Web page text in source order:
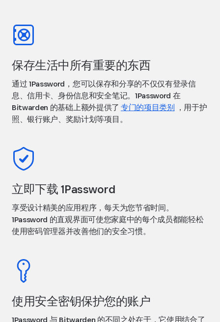
保存生活中所有重要的东西
通过 1Password，您可以保存和分享的不仅仅有登录信
息、信用卡、身份信息和安全笔记。1Password 在
Bitwarden 的基础上额外提供了 专门的项目类别 ，用于护
照、银行账户、奖励计划等项目。
立即下载 1Password
享受设计精美的应用程序，每天为您节省时间。
1Password 的直观界面可使您家庭中的每个成员都能轻松
使用密码管理器并改善他们的安全习惯。
使用安全密钥保护您的账户
1Password 与 Bitwarden 的不同之处在于，它使用结合了